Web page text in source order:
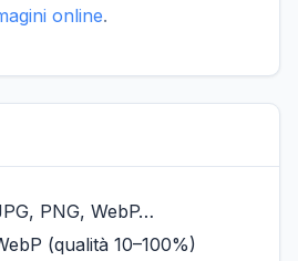
online.
PNG, WebP…
(qualità 10–100%)